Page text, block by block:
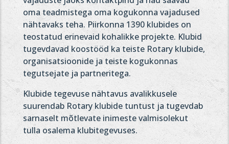
oma teadmistega oma kogukonna vajadused
nähtavaks teha. Piirkonna 1390 klubides on
teostatud erinevaid kohalikke projekte. Klubid
tugevdavad koostööd ka teiste Rotary klubide,
organisatsioonide ja teiste kogukonnas
tegutsejate ja partneritega.
Klubide tegevuse nähtavus avalikkusele
suurendab Rotary klubide tuntust ja tugevdab
sarnaselt mõtlevate inimeste valmisolekut
tulla osalema klubitegevuses.